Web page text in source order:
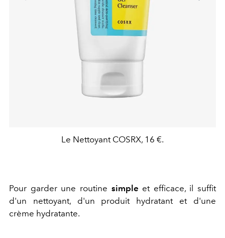
Le Nettoyant COSRX, 16 €.
Pour garder une routine simple et efficace, il suffit
d'un nettoyant, d'un produit hydratant et d'une
crème hydratante.